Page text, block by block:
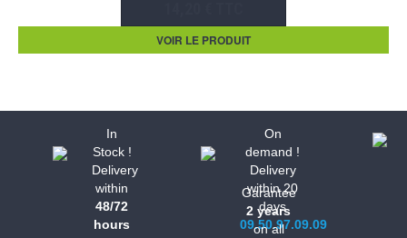
VOIR LE PRODUIT
In
Stock !
Delivery
within
48/72
hours
On
demand !
Delivery
within 20
days
09.50.97.09.09
Garantee
2 years
on all